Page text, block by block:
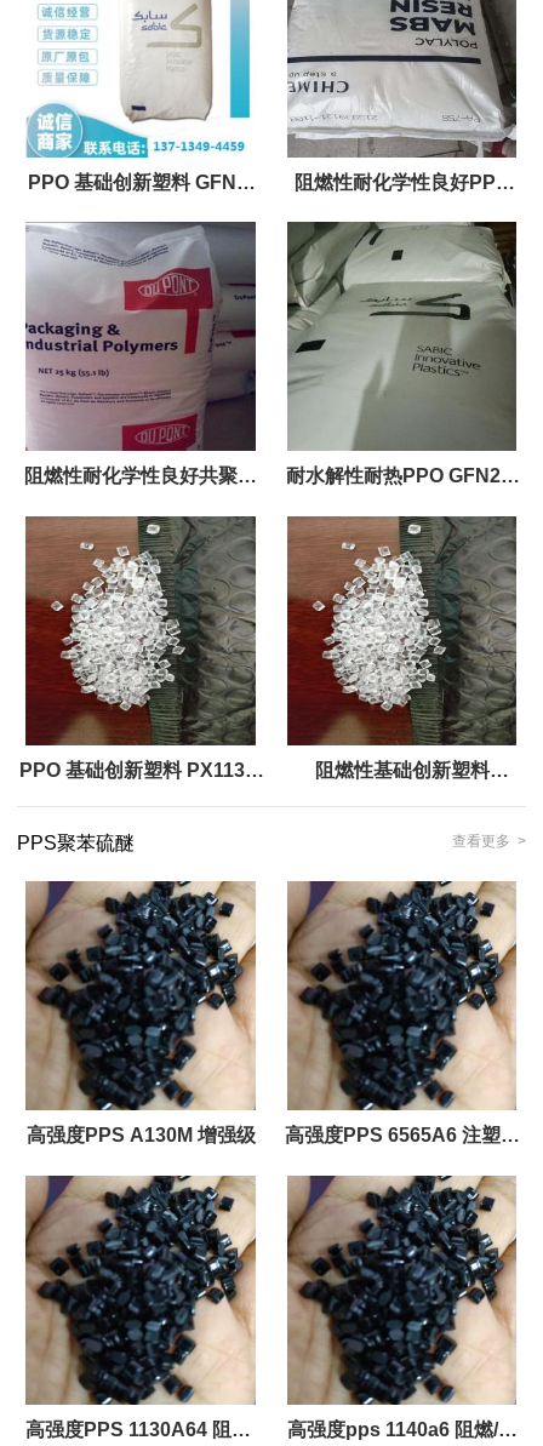
PPO 基础创新塑料 GFN2-
780S 注塑级
阻燃性耐化学性良好PPO
855HV-4845 C111 注塑级 注
射成型工程塑料原料
阻燃性耐化学性良好共聚物
塑料原料PPOSE100X 注塑
级
耐水解性耐热PPO GFN2V-
960注塑
PPO 基础创新塑料 PX1134- 阻燃性基础创新塑料
量
PPS聚苯硫醚 查看更多 >
高强度PPS A130M 增强级 高强度PPS 6565A6 注塑级
玻璃\矿物, 65% 填料按重量
高强度PPS 1130A64 阻燃/ 高强度pps 1140a6 阻燃/额